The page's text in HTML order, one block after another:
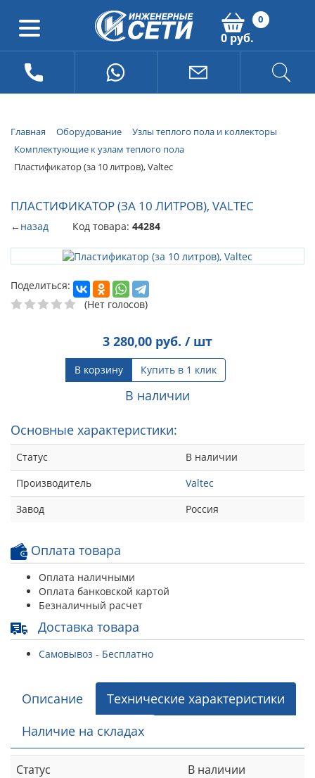
0
0 руб.
Главная Оборудование
Узлы теплого пола и коллекторы
Комплектующие к узлам теплого пола
Пластификатор (за 10 литров), Valtec
ПЛАСТИФИКАТОР (ЗА 10 ЛИТРОВ), VALTEC
←назад Код товара: 44284
Поделиться:
(Нет голосов)
3 280,00 руб. / шт
В корзину Купить в 1 клик
В наличии
Основные характеристики:
Статус
В наличии
Производитель
Valtec
Завод
Россия
Оплата товара
Оплата наличными
Оплата банковской картой
Безналичный расчет
Доставка товара
Самовывоз - Бесплатно
Описание
Технические характеристики
Наличие на складах
Статус
В наличии